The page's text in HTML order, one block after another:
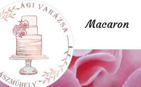
Macaron